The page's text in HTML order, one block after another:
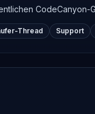
CodeCanyon-
Thread Support